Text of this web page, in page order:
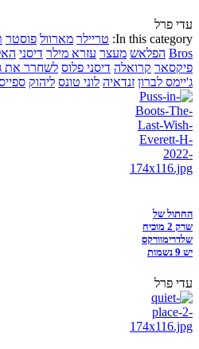
עדי פרל
In this category: טריילר מארוול פוסטר
Bros הפלאש מעצר עזרא מילר דיסני
פיקסאר קרואלה דיסני פלוס לשחרר את
ג'יימס לברון זנדאיה לוני טונס ליהוק
החתול של
שרק 2 מוכיח
שלדרימוורקס
יש 9 נשמות
עדי פרל